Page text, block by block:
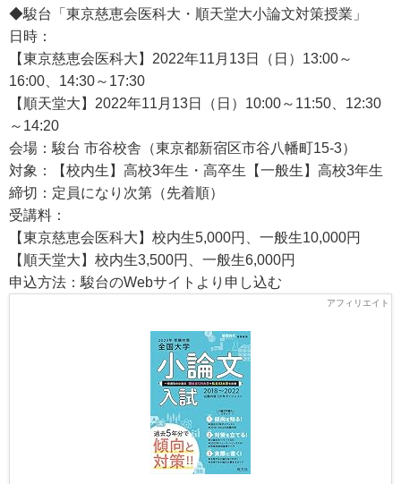
◆駿台「東京慈恵会医科大・順天堂大小論文対策授業」
日時：
【東京慈恵会医科大】2022年11月13日（日）13:00～
16:00、14:30～17:30
【順天堂大】2022年11月13日（日）10:00～11:50、12:30
～14:20
会場：駿台 市谷校舎（東京都新宿区市谷八幡町15-3）
対象：【校内生】高校3年生・高卒生【一般生】高校3年生
締切：定員になり次第（先着順）
受講料：
【東京慈恵会医科大】校内生5,000円、一般生10,000円
【順天堂大】校内生3,500円、一般生6,000円
申込方法：駿台のWebサイトより申し込む